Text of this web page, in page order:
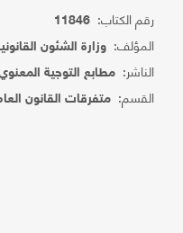
رقم الكتاب: 11846
المؤلف: وزارة الشئون
الناشر: مطابع التوجية
القسم: متفرقات القانون